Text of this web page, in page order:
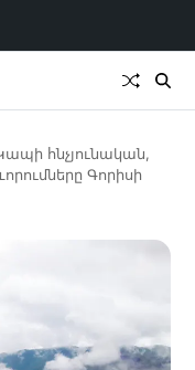
հնչյունական,
Գորիսի